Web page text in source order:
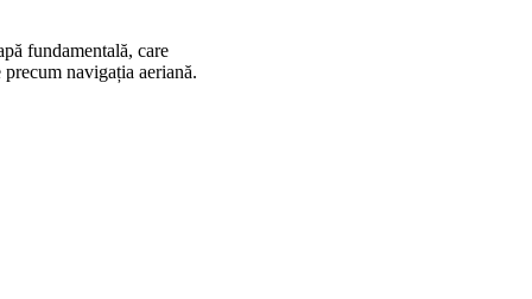
fundamentală, care
navigația aeriană.